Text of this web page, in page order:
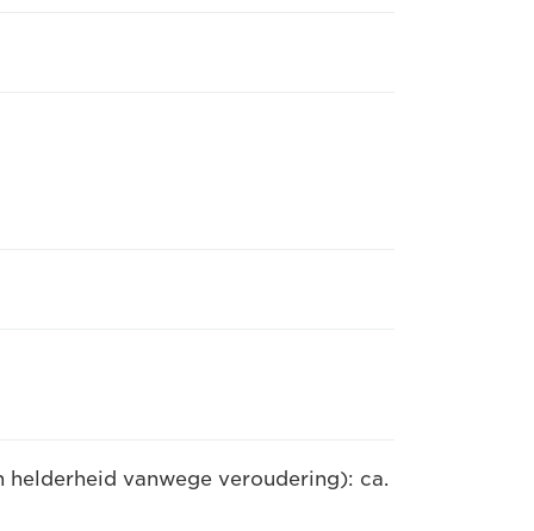
vanwege veroudering): ca.